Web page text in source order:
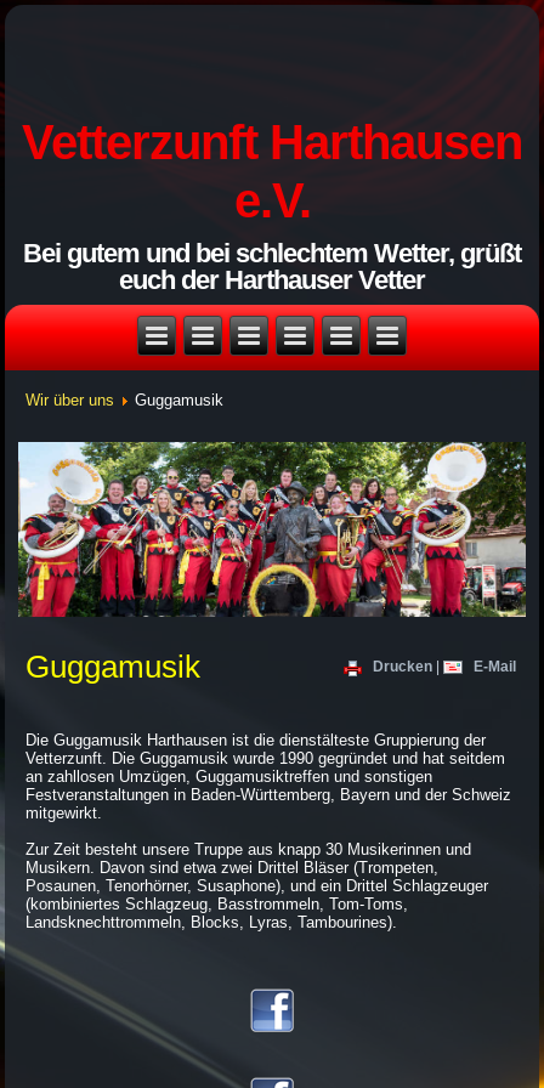
Vetterzunft Harthausen
e.V.
Bei gutem und bei schlechtem Wetter, grüßt
euch der Harthauser Vetter
Wir über uns Guggamusik
Guggamusik Drucken E-Mail
Die Guggamusik Harthausen ist die dienstälteste Gruppierung der
Vetterzunft. Die Guggamusik wurde 1990 gegründet und hat seitdem
an zahllosen Umzügen, Guggamusiktreffen und sonstigen
Festveranstaltungen in Baden-Württemberg, Bayern und der Schweiz
mitgewirkt.
Zur Zeit besteht unsere Truppe aus knapp 30 Musikerinnen und
Musikern. Davon sind etwa zwei Drittel Bläser (Trompeten,
Posaunen, Tenorhörner, Susaphone), und ein Drittel Schlagzeuger
(kombiniertes Schlagzeug, Basstrommeln, Tom-Toms,
Landsknechttrommeln, Blocks, Lyras, Tambourines).